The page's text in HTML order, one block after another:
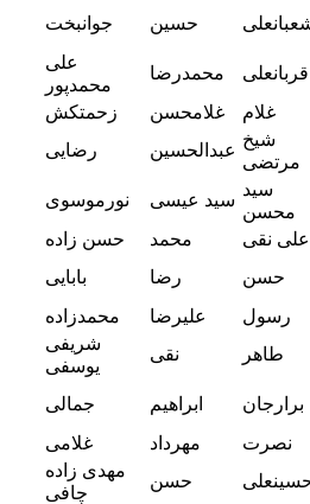
جوانبخت حسین
علی
محمدپور
محمدرضا قربانعلی
زحمتکش غلامحسن غلام
رضایی عبدالحسین
شیخ
مرتضی
نورموسوی سید عیسی
سید
محسن
حسن زاده محمد علی نقی
بابایی رضا حسن
محمدزاده علیرضا رسول
شریفی
یوسفی
نقی طاهر
جمالی ابراهیم برارجان
غلامی مهرداد نصرت
مهدی زاده
چافی
حسن